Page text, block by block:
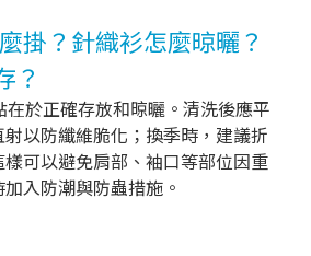
掛？針織衫怎麼晾曬？
？
在於正確存放和晾曬。清洗後應平
以防纖維脆化；換季時，建議折
可以避免肩部、袖口等部位因重
入防潮與防蟲措施。